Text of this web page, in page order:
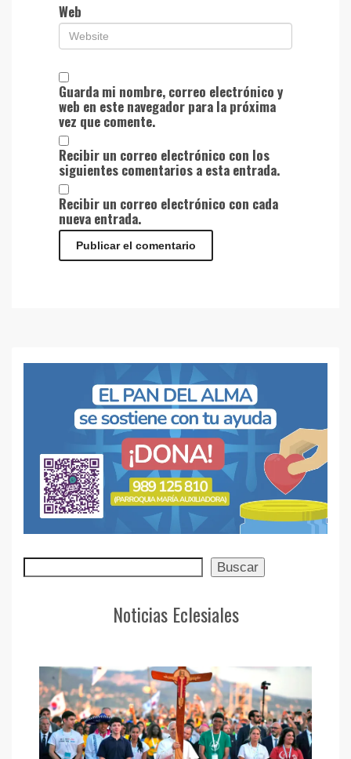
Web
Guarda mi nombre, correo electrónico y
web en este navegador para la próxima
vez que comente.
Recibir un correo electrónico con los
siguientes comentarios a esta entrada.
Recibir un correo electrónico con cada
nueva entrada.
Buscar Buscar
Noticias Eclesiales